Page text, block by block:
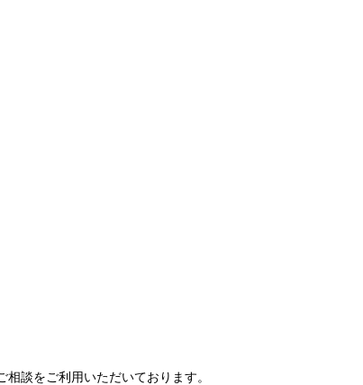
談をご利用いただいております。